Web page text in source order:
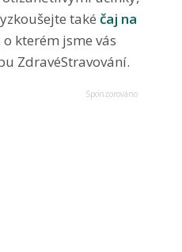
také čaj na
o kterém jsme vás
ZdravéStravování.